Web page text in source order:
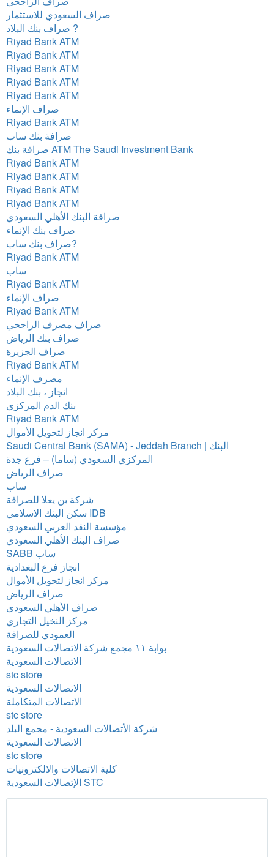
صراف السعودي للاستثمار
صراف بنك البلاد ?
Riyad Bank ATM
Riyad Bank ATM
Riyad Bank ATM
Riyad Bank ATM
Riyad Bank ATM
صراف الإنماء
Riyad Bank ATM
صرافة بنك ساب
صرافة بنك ATM The Saudi Investment Bank
Riyad Bank ATM
Riyad Bank ATM
Riyad Bank ATM
Riyad Bank ATM
صرافة البنك الأهلي السعودي
صراف بنك الإنماء
صراف بنك ساب?
Riyad Bank ATM
ساب
Riyad Bank ATM
صراف الإنماء
Riyad Bank ATM
صراف مصرف الراجحي
صراف بنك الرياض
صراف الجزيرة
Riyad Bank ATM
مصرف الإنماء
انجاز ، بنك البلاد
بنك الدم المركزي
Riyad Bank ATM
مركز انجاز لتحويل الأموال
Saudi Central Bank (SAMA) - Jeddah Branch | البنك
المركزي السعودي (ساما) – فرع جدة
صراف الرياض
ساب
شركة بن يعلا للصرافة
سكن البنك الاسلامي IDB
مؤسسة النقد العربي السعودي
صراف البنك الأهلي السعودي
SABB ساب
انجاز فرع البغدادية
مركز انجاز لتحويل الأموال
صراف الرياض
صراف الأهلي السعودي
مركز النخيل التجاري
العمودي للصرافة
بوابة ١١ مجمع شركة الاتصالات السعودية
الاتصالات السعودية
stc store
الاتصالات السعودية
الاتصالات المتكاملة
stc store
شركة الأتصالات السعودية - مجمع البلد
الاتصالات السعودية
stc store
كلية الاتصالات والالكترونيات
الإتصالات السعودية STC